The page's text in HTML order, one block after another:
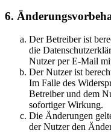
6.
Der Betreiber ist
die
Nutzer per E-Mail
Der Nutzer ist
Im Falle des
Betreiber und dem
sofortiger Wirkung.
Die Änderungen
der Nutzer den